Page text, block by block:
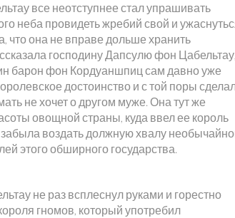
все неотступнее стал упрашивать
неба провидеть жребий свой и
она не вправе дольше хранить
господину Дапсулю фон Цабельтау,
барон фон Кордуаншпиц сам давно уже
достоинство и с той поры
не хочет о другом муже. Она тут же
овощной страны, куда ввел ее король
воздать должную хвалу
этого обширного государства.
не раз всплеснул руками и горестно
гномов, который употребил